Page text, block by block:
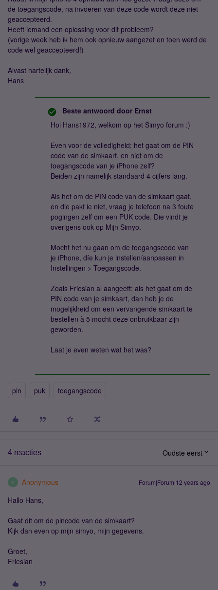
de toegangscode, na invoeren van deze code wordt deze niet
geaccepteerd.
Heeft iemand een oplossing voor dit probleem?
(vorige week heb ik hem ook opnieuw aangezet en toen werd de
code wel geaccepteerd!)
Alvast hartelijk dank,
Hans
Beste antwoord door Ernst
Hoi Hans1972, welkom op het Simyo forum :)
Even voor de volledigheid; het gaat om de PIN
code van de simkaart, en niet om de
toegangscode van je iPhone zelf?
Beiden zijn namelijk standaard 4 cijfers lang.
Als het om de PIN code van de simkaart gaat,
en die pakt ie niet, vraag je telefoon na 3 foute
pogingen zelf om een PUK code. Die vindt je
overigens ook op Mijn Simyo.
Mocht het nu gaan om de toegangscode van
je iPhone, díe kun je instellen/aanpassen in
Instellingen > Toegangscode.
Zoals Friesian al aangeeft; als het gaat om de
PIN code van je simkaart, dan heb je de
mogelijkheid om een vervangende simkaart te
bestellen à 5 mocht deze onbruikbaar zijn
geworden.
Laat je even weten wat het was?
pin puk toegangscode
4 reacties Oudste eerst
A Anonymous Forum|Forum|12 years ago
Hallo Hans,
Gaat dit om de pincode van de simkaart?
Kijk dan even op mijn simyo, mijn gegevens.
Groet,
Friesian